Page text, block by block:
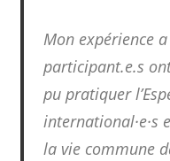
Mon expérience
participant.e.s
pu pratiquer
la vie commune